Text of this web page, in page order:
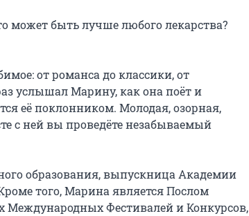
может быть лучше любого лекарства?
от романса до классики, от
услышал Марину, как она поёт и
её поклонником. Молодая, озорная,
с ней вы проведёте незабываемый
образования, выпускница Академии
того, Марина является Послом
Международных Фестивалей и Конкурсов,